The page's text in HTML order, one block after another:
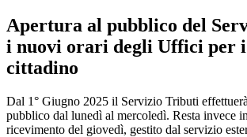
Apertura al pubblico del
i nuovi orari degli Uffici per
cittadino
Dal 1° Giugno 2025 il Servizio Tributi
pubblico dal lunedì al mercoledì. Resta invece
ricevimento del giovedì, gestito dal servizio